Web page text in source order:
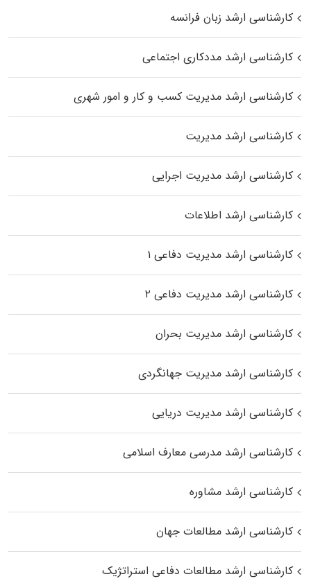
کارشناسی ارشد زبان فرانسه
کارشناسی ارشد مددکاری اجتماعی
کارشناسی ارشد مدیریت کسب و کار و امور شهری
کارشناسی ارشد مدیریت
کارشناسی ارشد مدیریت اجرایی
کارشناسی ارشد اطلاعات
کارشناسی ارشد مدیریت دفاعی ۱
کارشناسی ارشد مدیریت دفاعی ۲
کارشناسی ارشد مدیریت بحران
کارشناسی ارشد مدیریت جهانگردی
کارشناسی ارشد مدیریت دریایی
کارشناسی ارشد مدرسی معارف اسلامی
کارشناسی ارشد مشاوره
کارشناسی ارشد مطالعات جهان
کارشناسی ارشد مطالعات دفاعی استراتژیک